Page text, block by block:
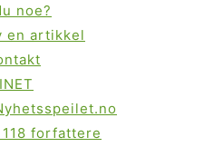
noe?
en artikkel
118 forfattere